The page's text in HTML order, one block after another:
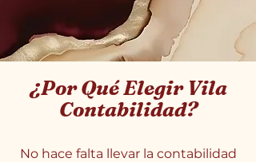
¿Por Qué Elegir Vila
Contabilidad?
No hace falta llevar la contabilidad